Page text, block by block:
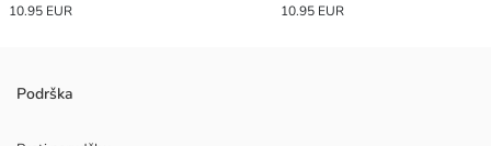
10.95 EUR
10.95 EUR
Podrška